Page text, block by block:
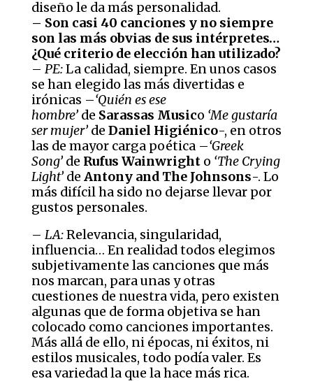
diseño le da más personalidad.
– Son casi 40 canciones y no siempre
son las más obvias de sus intérpretes…
¿Qué criterio de elección han utilizado?
– PE:La calidad, siempre. En unos casos
se han elegido las más divertidas e
irónicas –‘Quién es ese
hombre’de Sarassas Musico ‘Me gustaría
ser mujer’de Daniel Higiénico-, en otros
las de mayor carga poética –‘Greek
Song’de Rufus Wainwrighto ‘The Crying
Light’de Antony and The Johnsons-. Lo
más difícil ha sido no dejarse llevar por
gustos personales.
– LA:Relevancia, singularidad,
influencia… En realidad todos elegimos
subjetivamente las canciones que más
nos marcan, para unas y otras
cuestiones de nuestra vida, pero existen
algunas que de forma objetiva se han
colocado como canciones importantes.
Más allá de ello, ni épocas, ni éxitos, ni
estilos musicales, todo podía valer. Es
esa variedad la que la hace más rica.